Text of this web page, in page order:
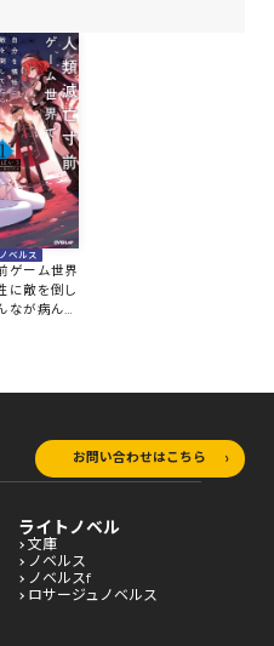
ベルス
ゲーム世界
に敵を倒し
なが病んで
お問い合わせはこちら
ライトノベル
文庫
ノベルス
ノベルスf
ロサージュノベルス